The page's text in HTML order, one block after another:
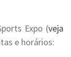
Expo (veja
e horários: